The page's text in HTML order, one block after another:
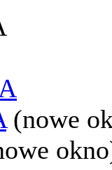
(nowe